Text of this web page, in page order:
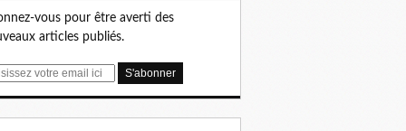
vous pour être averti des
articles publiés.